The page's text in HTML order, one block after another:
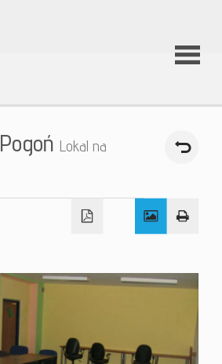
O firmie
Oferty
Pogoń Lokal na